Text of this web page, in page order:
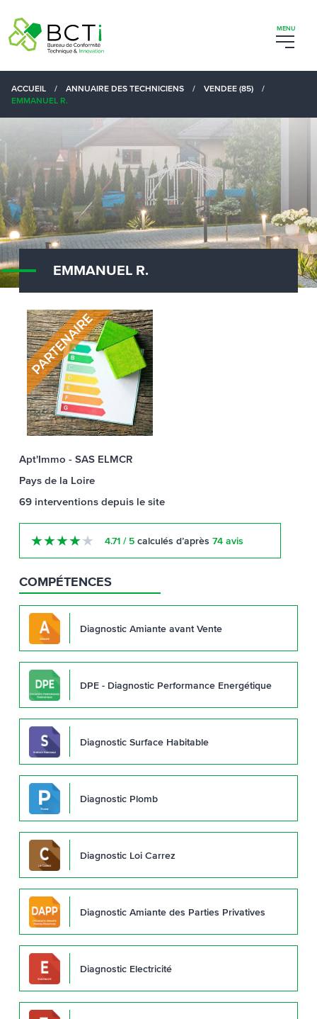
ACCUEIL / ANNUAIRE DES TECHNICIENS / VENDEE (85)
/
EMMANUEL R.
EMMANUEL R.
Apt'Immo - SAS ELMCR
Pays de la Loire
69 interventions depuis le site
★★★★★ 4.71 / 5 calculés d’après 74 avis
COMPÉTENCES
Diagnostic Amiante avant Vente
DPE - Diagnostic Performance Energétique
Diagnostic Surface Habitable
Diagnostic Plomb
Diagnostic Loi Carrez
Diagnostic Amiante des Parties Privatives
Diagnostic Electricité